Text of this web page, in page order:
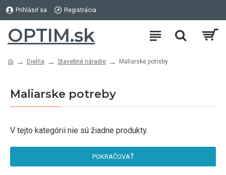
Prihlásiť sa Registrácia
OPTIM.sk
Dielňa Stavebné náradie Maliarske potreby
Maliarske potreby
V tejto kategórii nie sú žiadne produkty.
POKRAČOVAŤ